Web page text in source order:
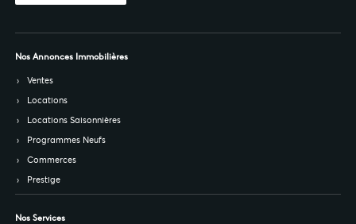
Nos Annonces Immobilières
Ventes
Locations
Locations Saisonnières
Programmes Neufs
Commerces
Prestige
Nos Services